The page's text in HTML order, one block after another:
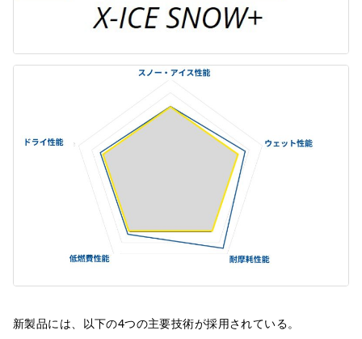
新製品には、以下の4つの主要技術が採用されている。